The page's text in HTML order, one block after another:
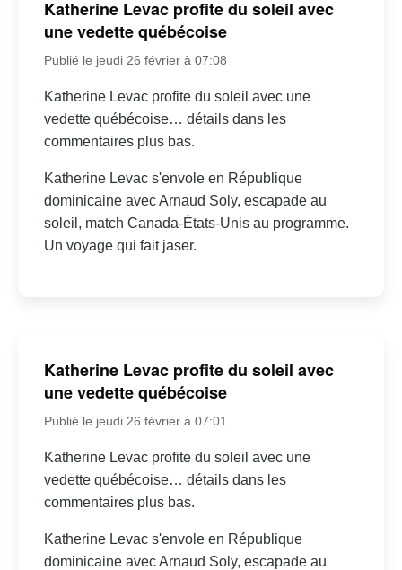
Katherine Levac profite du soleil avec
une vedette québécoise
Publié le jeudi 26 février à 07:08
Katherine Levac profite du soleil avec une
vedette québécoise… détails dans les
commentaires plus bas.
Katherine Levac s'envole en République
dominicaine avec Arnaud Soly, escapade au
soleil, match Canada-États-Unis au programme.
Un voyage qui fait jaser.
Katherine Levac profite du soleil avec
une vedette québécoise
Publié le jeudi 26 février à 07:01
Katherine Levac profite du soleil avec une
vedette québécoise… détails dans les
commentaires plus bas.
Katherine Levac s'envole en République
dominicaine avec Arnaud Soly, escapade au